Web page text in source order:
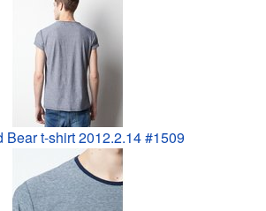
Bear t-shirt 2012.2.14 #1509